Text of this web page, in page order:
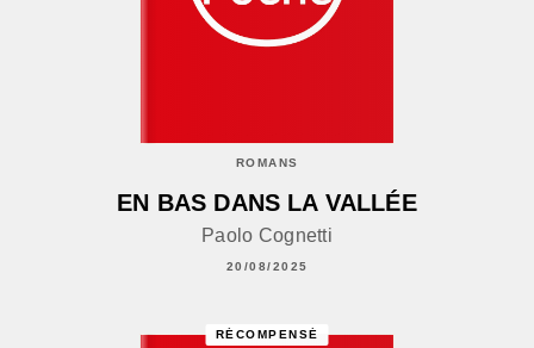
ROMANS
EN BAS DANS LA VALLÉE
Paolo Cognetti
20/08/2025
RÉCOMPENSÉ